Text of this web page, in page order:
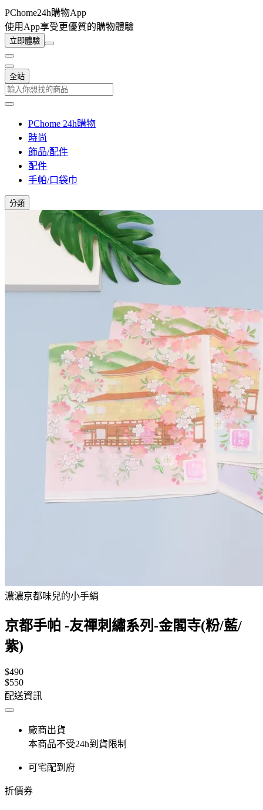
PChome24h購物App
使用App享受更優質的購物體驗
立即體驗
全站
PChome 24h購物
時尚
飾品/配件
配件
手帕/口袋巾
分類
濃濃京都味兒的小手絹
京都手帕 -友禪刺繡系列-金閣寺(粉/藍/
紫)
$490
$550
配送資訊
廠商出貨
本商品不受24h到貨限制
可宅配到府
折價券